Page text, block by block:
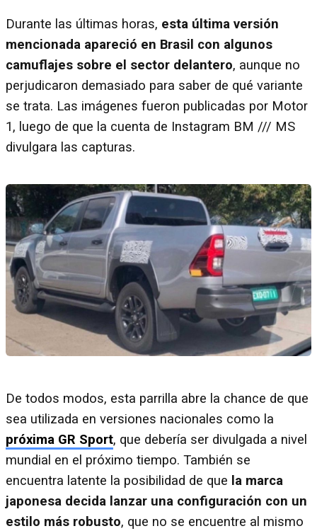
Durante las últimas horas, esta última versión
mencionada apareció en Brasil con algunos
camuflajes sobre el sector delantero, aunque no
perjudicaron demasiado para saber de qué variante
se trata. Las imágenes fueron publicadas por Motor
1, luego de que la cuenta de Instagram BM /// MS
divulgara las capturas.
De todos modos, esta parrilla abre la chance de que
sea utilizada en versiones nacionales como la
próxima GR Sport, que debería ser divulgada a nivel
mundial en el próximo tiempo. También se
encuentra latente la posibilidad de que la marca
japonesa decida lanzar una configuración con un
estilo más robusto, que no se encuentre al mismo